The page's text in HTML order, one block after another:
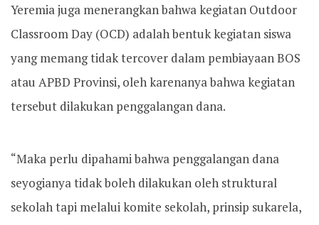
Yeremia juga menerangkan bahwa kegiatan Outdoor
Classroom Day (OCD) adalah bentuk kegiatan siswa
yang memang tidak tercover dalam pembiayaan BOS
atau APBD Provinsi, oleh karenanya bahwa kegiatan
tersebut dilakukan penggalangan dana.
“Maka perlu dipahami bahwa penggalangan dana
seyogianya tidak boleh dilakukan oleh struktural
sekolah tapi melalui komite sekolah, prinsip sukarela,